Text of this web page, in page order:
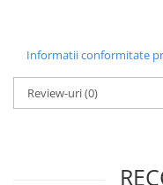
Informatii conformitate
Review-uri(0)